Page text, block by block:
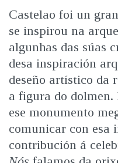
Facebook
TwitterYoutubeInstagram
30/03/2020
Castelao foi un
se inspirou na
algunhas das súas
desa inspiración
deseño artístico da
a figura do dolmen.
ese monumento
comunicar con esa
contribución á